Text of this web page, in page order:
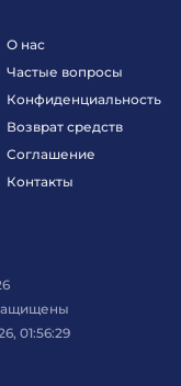
О нас
Частые вопросы
Конфиденциальность
Возврат средств
Соглашение
Контакты
01:56:29